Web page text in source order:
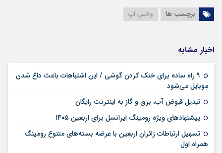
برچسب ها واتس اپ
اخبار مشابه
۹ راه ساده برای خنک کردن گوشی / این اشتباهات باعث داغ شدن
موبایل می‌شود
تبدیل قبوض آب، برق و گاز به اینترنت رایگان
پیشنهادهای ویژه رومینگ ایرانسل برای اربعین ۱۴۰۵
تسهیل ارتباطات زائران اربعین با عرضه بسته‌های متنوع رومینگ
همراه اول